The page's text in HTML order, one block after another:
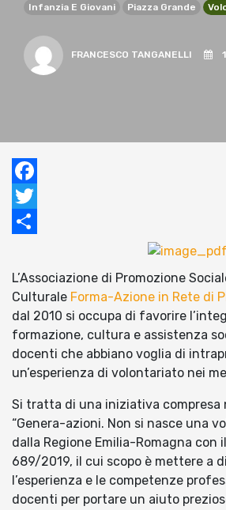
Infanzia E Giovani Piazza Grande
FRANCESCO TANGANELLI
Facebook
Twitter
L’Associazione di Promozione
Culturale Forma-Azione in Rete di
dal 2010 si occupa di favorire
formazione, cultura e assistenza
docenti che abbiano voglia di
un’esperienza di volontariato nei
Si tratta di una iniziativa compresa
“Genera-azioni. Non si nasce una
dalla Regione Emilia-Romagna con il
689/2019, il cui scopo è mettere a
l’esperienza e le competenze
docenti per portare un aiuto